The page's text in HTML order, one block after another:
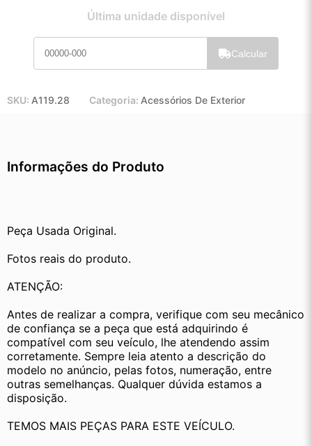
Última unidade disponível
Calcular
SKU: A119.28 Categoria: Acessórios De Exterior
Informações do Produto
Peça Usada Original.
Fotos reais do produto.
ATENÇÃO:
Antes de realizar a compra, verifique com seu mecânico
de confiança se a peça que está adquirindo é
compatível com seu veículo, lhe atendendo assim
corretamente. Sempre leia atento a descrição do
modelo no anúncio, pelas fotos, numeração, entre
outras semelhanças. Qualquer dúvida estamos a
disposição.
TEMOS MAIS PEÇAS PARA ESTE VEÍCULO.